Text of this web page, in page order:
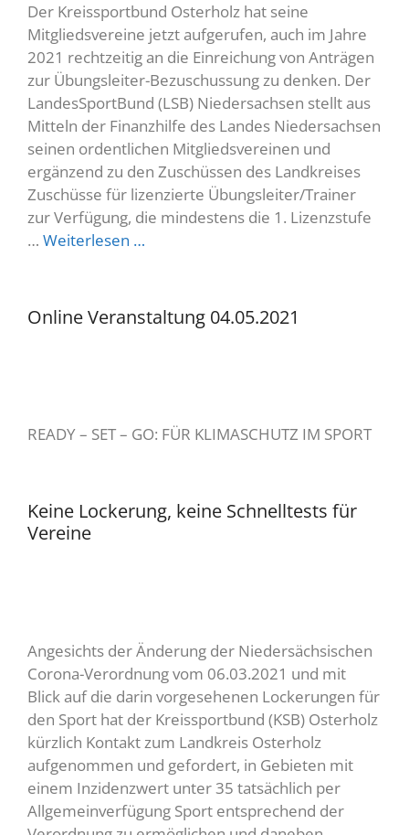
Der Kreissportbund Osterholz hat seine
Mitgliedsvereine jetzt aufgerufen, auch im Jahre
2021 rechtzeitig an die Einreichung von Anträgen
zur Übungsleiter-Bezuschussung zu denken. Der
LandesSportBund (LSB) Niedersachsen stellt aus
Mitteln der Finanzhilfe des Landes Niedersachsen
seinen ordentlichen Mitgliedsvereinen und
ergänzend zu den Zuschüssen des Landkreises
Zuschüsse für lizenzierte Übungsleiter/Trainer
zur Verfügung, die mindestens die 1. Lizenzstufe
… Weiterlesen …
Online Veranstaltung 04.05.2021
READY – SET – GO: FÜR KLIMASCHUTZ IM SPORT
Keine Lockerung, keine Schnelltests für
Vereine
Angesichts der Änderung der Niedersächsischen
Corona-Verordnung vom 06.03.2021 und mit
Blick auf die darin vorgesehenen Lockerungen für
den Sport hat der Kreissportbund (KSB) Osterholz
kürzlich Kontakt zum Landkreis Osterholz
aufgenommen und gefordert, in Gebieten mit
einem Inzidenzwert unter 35 tatsächlich per
Allgemeinverfügung Sport entsprechend der